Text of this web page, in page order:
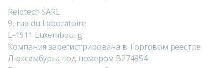
Relotech SARL
9, rue du Laboratoire
L-1911 Luxembourg
Компания зарегистрирована в Торговом реестре
Люксембурга под номером B274954